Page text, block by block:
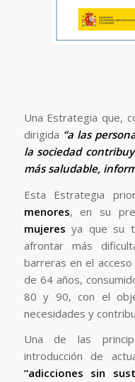
Una Estrategia que,
dirigida “a las
la sociedad
más saludable,
Esta Estrategia
menores, en su
mujeres ya que su
afrontar más
barreras en el
de 64 años,
80 y 90, con el
necesidades y
Una de las
introducción de
“adicciones sin